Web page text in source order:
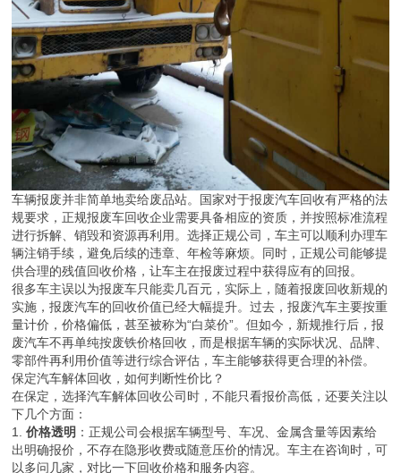
车辆报废并非简单地卖给废品站。国家对于报废汽车回收有严格的法
规要求，正规报废车回收企业需要具备相应的资质，并按照标准流程
进行拆解、销毁和资源再利用。选择正规公司，车主可以顺利办理车
辆注销手续，避免后续的违章、年检等麻烦。同时，正规公司能够提
供合理的残值回收价格，让车主在报废过程中获得应有的回报。
很多车主误以为报废车只能卖几百元，实际上，随着报废回收新规的
实施，报废汽车的回收价值已经大幅提升。过去，报废汽车主要按重
量计价，价格偏低，甚至被称为“白菜价”。但如今，新规推行后，报
废汽车不再单纯按废铁价格回收，而是根据车辆的实际状况、品牌、
零部件再利用价值等进行综合评估，车主能够获得更合理的补偿。
保定汽车解体回收，如何判断性价比？
在保定，选择汽车解体回收公司时，不能只看报价高低，还要关注以
下几个方面：
1.价格透明 ：正规公司会根据车辆型号、车况、金属含量等因素给
出明确报价，不存在隐形收费或随意压价的情况。车主在咨询时，可
以多问几家，对比一下回收价格和服务内容。